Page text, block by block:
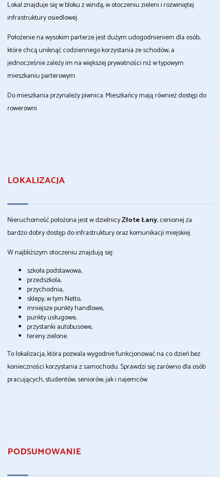
Lokal znajduje się w bloku z windą, w otoczeniu zieleni i rozwiniętej
infrastruktury osiedlowej.
Położenie na wysokim parterze jest dużym udogodnieniem dla osób,
które chcą uniknąć codziennego korzystania ze schodów, a
jednocześnie zależy im na większej prywatności niż w typowym
mieszkaniu parterowym.
Do mieszkania przynależy piwnica. Mieszkańcy mają również dostęp do
rowerowni.
LOKALIZACJA
Nieruchomość położona jest w dzielnicyZłote Łany, cenionej za
bardzo dobry dostęp do infrastruktury oraz komunikacji miejskiej.
W najbliższym otoczeniu znajdują się:
szkoła podstawowa,
przedszkola,
przychodnia,
sklepy, w tym Netto,
mniejsze punkty handlowe,
punkty usługowe,
przystanki autobusowe,
tereny zielone.
To lokalizacja, która pozwala wygodnie funkcjonować na co dzień bez
konieczności korzystania z samochodu. Sprawdzi się zarówno dla osób
pracujących, studentów, seniorów, jak i najemców.
PODSUMOWANIE